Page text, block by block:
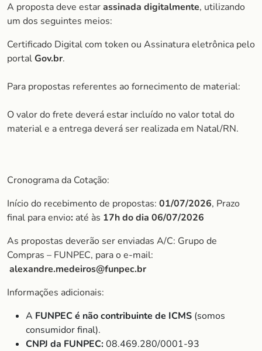
A proposta deve estarassinada digitalmente, utilizando
um dos seguintes meios:
Certificado Digital com token ou Assinatura eletrônica pelo
portalGov.br.
Para propostas referentes ao fornecimento de material:
O valor do frete deverá estar incluído no valor total do
material e a entrega deverá ser realizada em Natal/RN.
Cronograma da Cotação:
Início do recebimento de propostas: 01/07/2026, Prazo
final para envio: até às 17h do dia 06/07/2026
As propostas deverão ser enviadas A/C: Grupo de
Compras – FUNPEC, para o e-mail:
alexandre.medeiros@funpec.br
Informações adicionais:
A FUNPEC é não contribuinte de ICMS (somos
consumidor final).
CNPJ da FUNPEC:08.469.280/0001-93